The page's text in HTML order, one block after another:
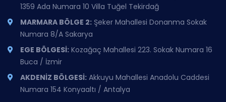
1359 Ada Numara 10 Villa Tuğel Tekirdağ
MARMARA BÖLGE 2: Şeker Mahallesi Donanma Sokak
Numara 8/A Sakarya
EGE BÖLGESİ: Kozağaç Mahallesi 223. Sokak Numara 16
Buca / İzmir
AKDENİZ BÖLGESİ: Akkuyu Mahallesi Anadolu Caddesi
Numara 154 Konyaaltı / Antalya